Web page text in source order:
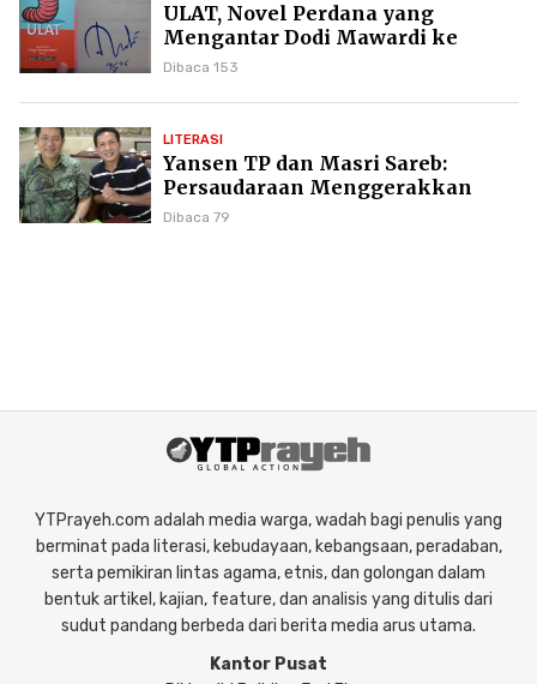
ULAT, Novel Perdana yang
Mengantar Dodi Mawardi ke
Puncak Karier Kepenulisan
Dibaca 153
LITERASI
Yansen TP dan Masri Sareb:
Persaudaraan Menggerakkan
Literasi Borneo
Dibaca 79
YTPrayeh.com adalah media warga, wadah bagi penulis yang
berminat pada literasi, kebudayaan, kebangsaan, peradaban,
serta pemikiran lintas agama, etnis, dan golongan dalam
bentuk artikel, kajian, feature, dan analisis yang ditulis dari
sudut pandang berbeda dari berita media arus utama.
Kantor Pusat